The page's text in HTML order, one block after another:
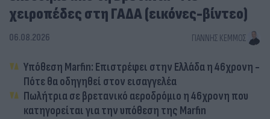
χειροπέδες στη ΓΑΔΑ (εικόνες-βίντεο)
06.08.2026 ΓΙΆΝΝΗΣ ΚΈΜΜΟΣ
Υπόθεση Marfin: Επιστρέφει στην Ελλάδα η 46χρονη -
Πότε θα οδηγηθεί στον εισαγγελέα
Πωλήτρια σε βρετανικό αεροδρόμιο η 46χρονη που
κατηγορείται για την υπόθεση της Marfin